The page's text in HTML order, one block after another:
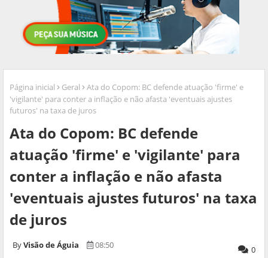
Página inicial Geral
Ata do Copom: BC defende atuação 'firme' e
'vigilante' para conter a inflação e não afasta 'eventuais ajustes
futuros' na taxa de juros
Ata do Copom: BC defende
atuação 'firme' e 'vigilante' para
conter a inflação e não afasta
'eventuais ajustes futuros' na taxa
de juros
Visão de Águia 08:50 0